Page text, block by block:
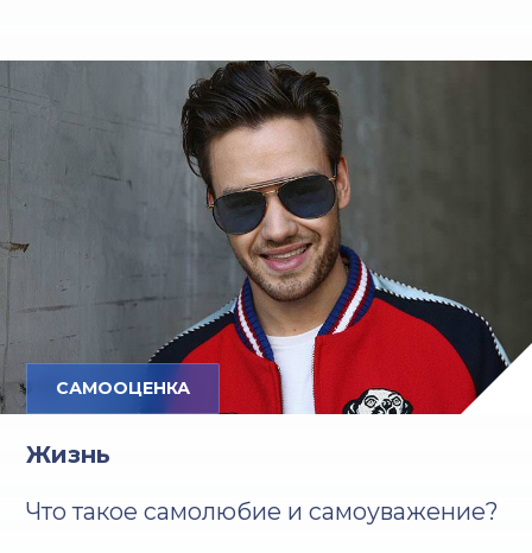
САМООЦЕНКА
Жизнь
Что такое самолюбие и самоуважение?